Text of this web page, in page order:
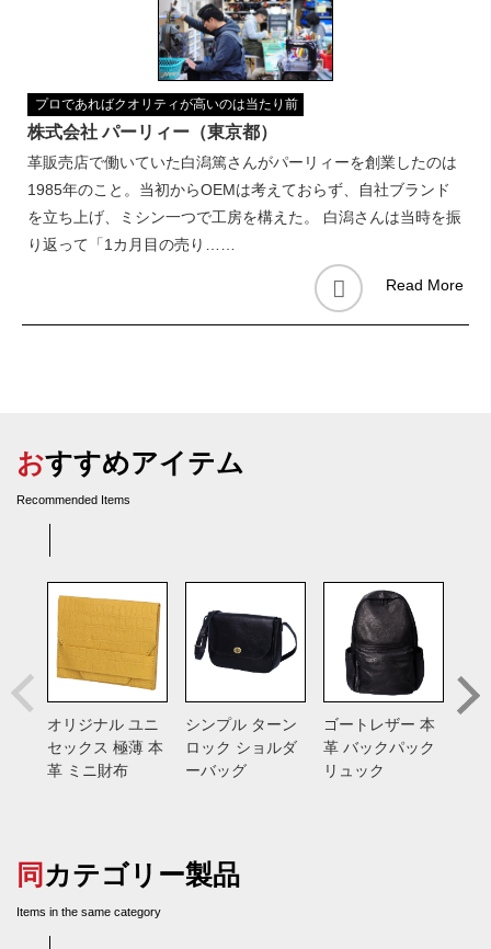
プロであればクオリティが高いのは当たり前
株式会社 パーリィー（東京都）
革販売店で働いていた白潟篤さんがパーリィーを創業したのは
1985年のこと。当初からOEMは考えておらず、自社ブランド
を立ち上げ、ミシン一つで工房を構えた。 白潟さんは当時を振
り返って「1カ月目の売り……
Read More
おすすめアイテム
Recommended Items
オリジナル ユニ
セックス 極薄 本
革 ミニ財布
シンプル ターン
ロック ショルダ
ーバッグ
ゴートレザー 本
革 バックパック
リュック
同カテゴリー製品
Items in the same category